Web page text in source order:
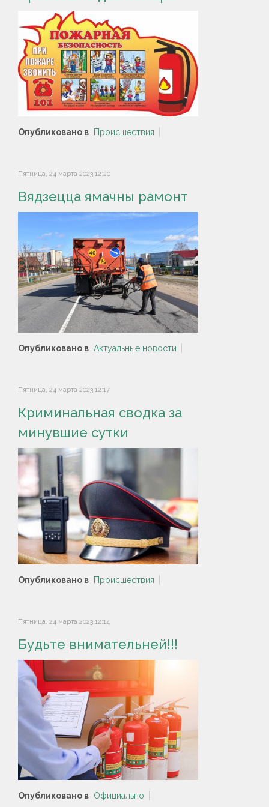
Опубликовано в Происшествия
Пятница, 24 марта 2023 12:20
Вядзецца ямачны рамонт
Опубликовано в Актуальные новости
Пятница, 24 марта 2023 12:17
Криминальная сводка за
минувшие сутки
Опубликовано в Происшествия
Пятница, 24 марта 2023 12:14
Будьте внимательней!!!
Опубликовано в Официально